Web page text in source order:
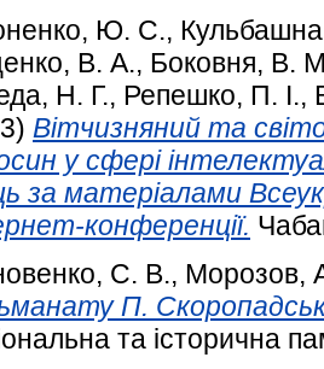
Ю. С.,
В. А., Боковня, В.
Н. Г., Репешко, П. І.,
Вітчизняний та
у сфері
за матеріалами
конференції.
С. В., Морозов,
П.
та історична